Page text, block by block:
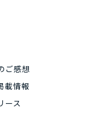
ご感想
載情報
ース